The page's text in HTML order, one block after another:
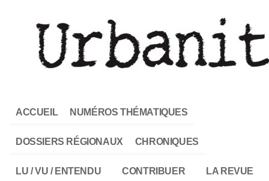
ACCUEIL NUMÉROS THÉMATIQUES
DOSSIERS RÉGIONAUX CHRONIQUES
LU / VU / ENTENDU CONTRIBUER LA REVUE